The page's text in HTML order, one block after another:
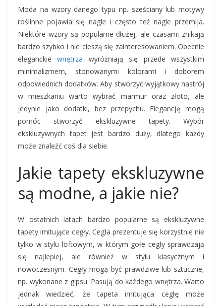
Moda na wzory danego typu np. sześciany lub motywy
roślinne pojawia się nagle i często też nagle przemija.
Niektóre wzory są popularne dłużej, ale czasami znikają
bardzo szybko i nie cieszą się zainteresowaniem. Obecnie
eleganckiewnętrza wyróżniają się przede wszystkim
minimalizmem, stonowanymi kolorami i doborem
odpowiednich dodatków. Aby stworzyć wyjątkowy nastrój
w mieszkaniu warto wybrać marmur oraz złoto, ale
jedynie jako dodatki, bez przepychu. Elegancję mogą
pomóc stworzyć ekskluzywne tapety. Wybór
ekskluzywnych tapet jest bardzo duży, dlatego każdy
może znaleźć coś dla siebie.
Jakie tapety ekskluzywne
są modne, a jakie nie?
W ostatnich latach bardzo popularne są ekskluzywne
tapety imitujące cegły. Cegła prezentuje się korzystnie nie
tylko w stylu loftowym, w którym gołe cegły sprawdzają
się najlepiej, ale również w stylu klasycznym i
nowoczesnym. Cegły mogą być prawdziwe lub sztuczne,
np. wykonane z gipsu. Pasują do każdego wnętrza. Warto
jednak wiedzieć, że tapeta imitująca cegłę może